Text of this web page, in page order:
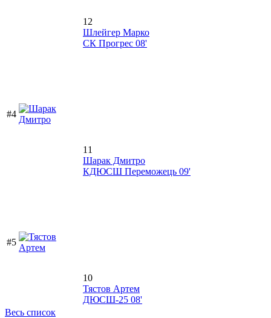
12
Шлейгер Марко
СК Прогрес 08'
#4
11
Шарак Дмитро
КДЮСШ Переможець 09'
#5
10
Тястов Артем
ДЮСШ-25 08'
Весь список